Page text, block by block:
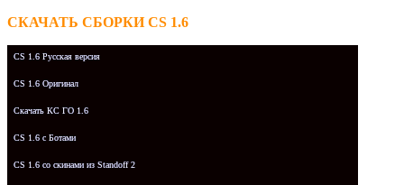
СКАЧАТЬ СБОРКИ CS 1.6
CS 1.6 Русская версия
CS 1.6 Оригинал
Скачать КС ГО 1.6
CS 1.6 с Ботами
CS 1.6 со скинами из Standoff 2